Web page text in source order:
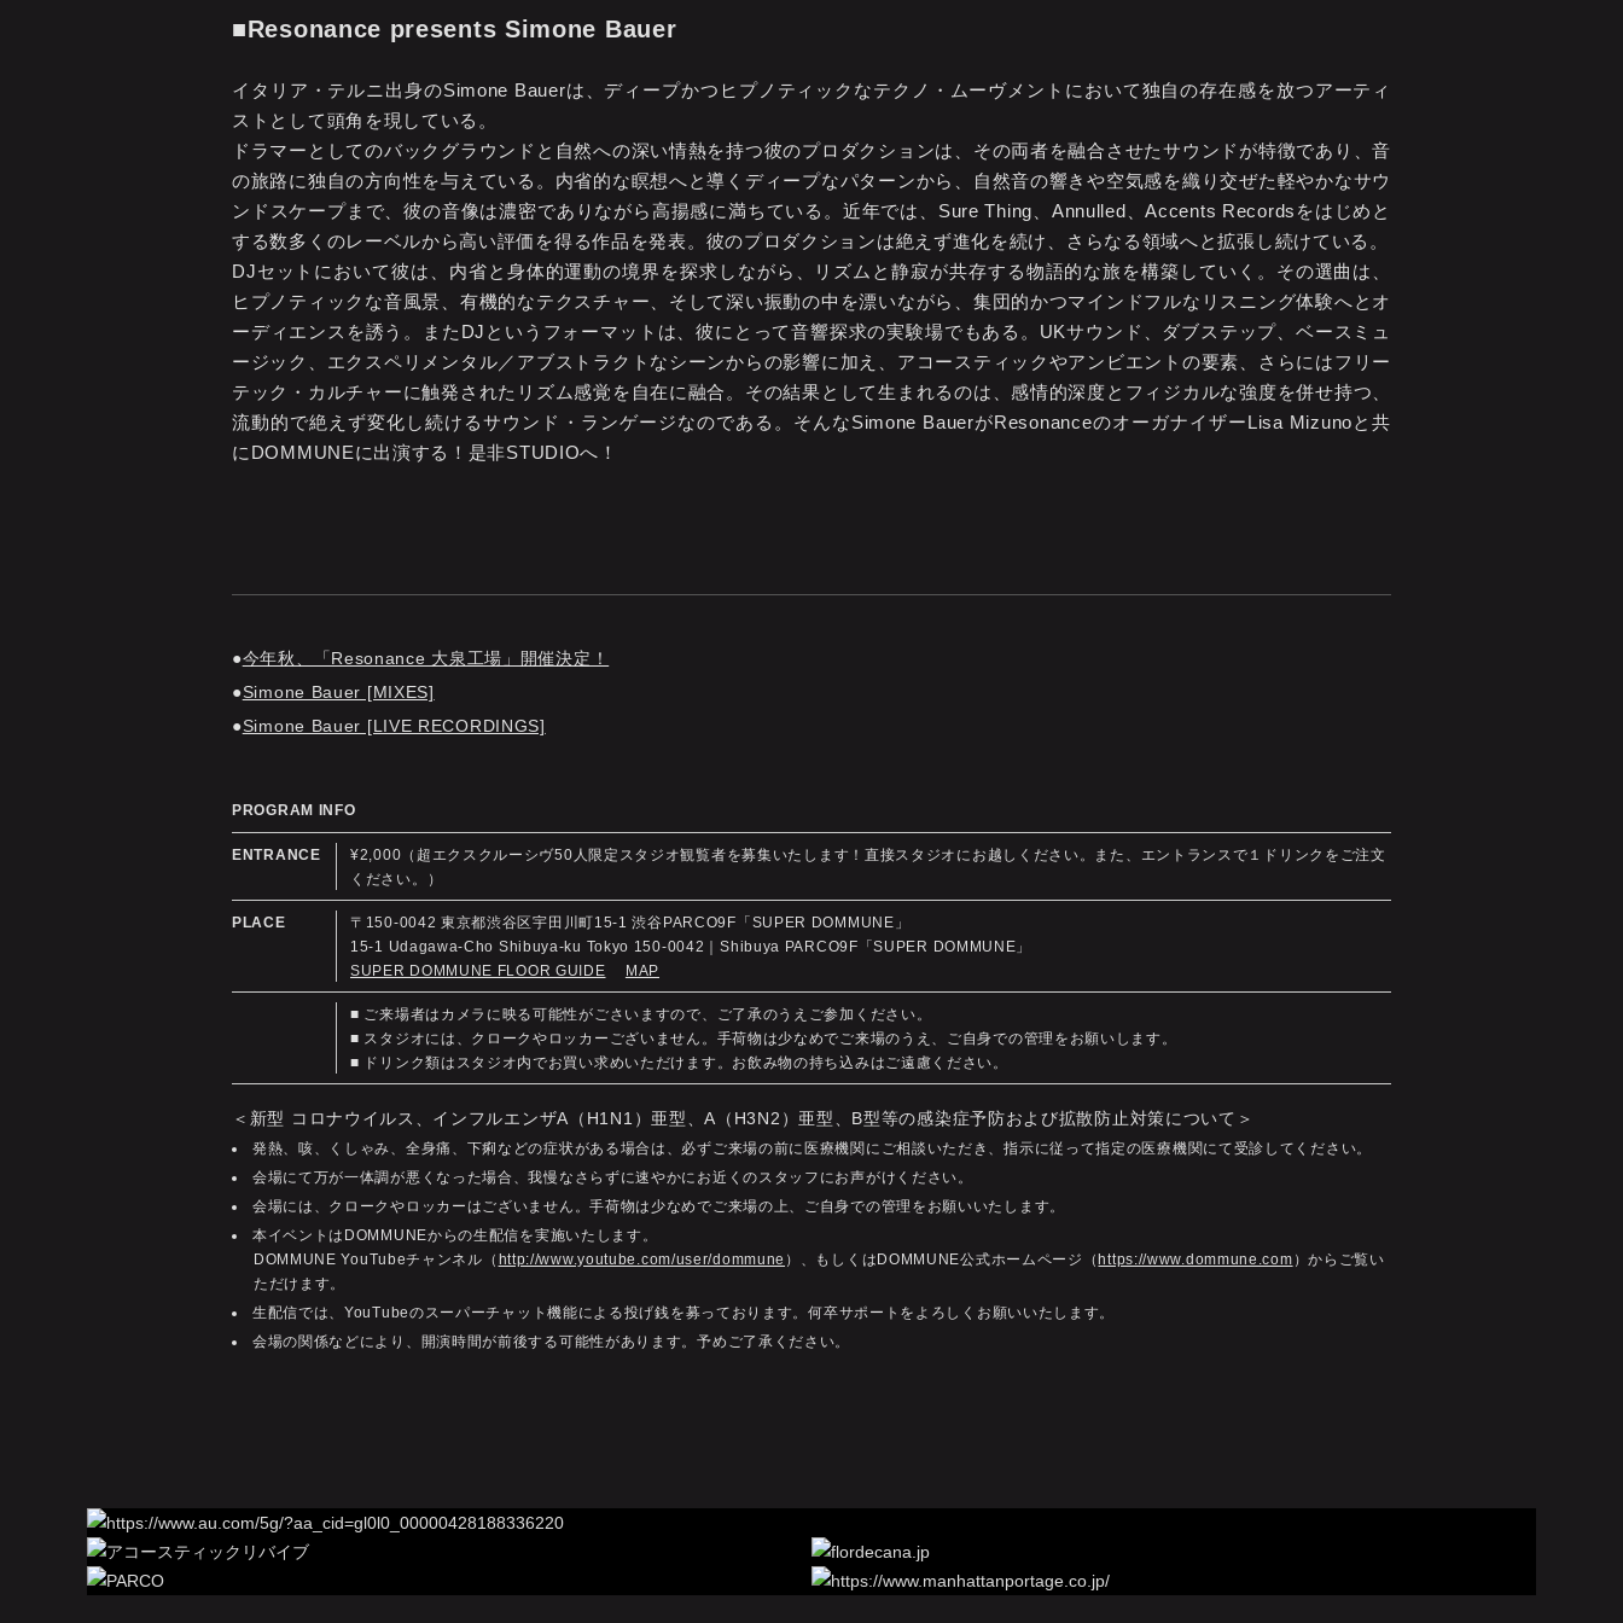
■Resonance presents Simone Bauer
イタリア・テルニ出身のSimone Bauerは、ディープかつヒプノティックなテクノ・ムーヴメントにおいて独自の存在感を放つアーティ
ストとして頭角を現している。
ドラマーとしてのバックグラウンドと自然への深い情熱を持つ彼のプロダクションは、その両者を融合させたサウンドが特徴であり、音
の旅路に独自の方向性を与えている。内省的な瞑想へと導くディープなパターンから、自然音の響きや空気感を織り交ぜた軽やかなサウ
ンドスケープまで、彼の音像は濃密でありながら高揚感に満ちている。近年では、Sure Thing、Annulled、Accents Recordsをはじめと
する数多くのレーベルから高い評価を得る作品を発表。彼のプロダクションは絶えず進化を続け、さらなる領域へと拡張し続けている。
DJセットにおいて彼は、内省と身体的運動の境界を探求しながら、リズムと静寂が共存する物語的な旅を構築していく。その選曲は、
ヒプノティックな音風景、有機的なテクスチャー、そして深い振動の中を漂いながら、集団的かつマインドフルなリスニング体験へとオ
ーディエンスを誘う。またDJというフォーマットは、彼にとって音響探求の実験場でもある。UKサウンド、ダブステップ、ベースミュ
ージック、エクスペリメンタル／アブストラクトなシーンからの影響に加え、アコースティックやアンビエントの要素、さらにはフリー
テック・カルチャーに触発されたリズム感覚を自在に融合。その結果として生まれるのは、感情的深度とフィジカルな強度を併せ持つ、
流動的で絶えず変化し続けるサウンド・ランゲージなのである。そんなSimone BauerがResonanceのオーガナイザーLisa Mizunoと共
にDOMMUNEに出演する！是非STUDIOへ！
今年秋、「Resonance 大泉工場」開催決定！
Simone Bauer [MIXES]
Simone Bauer [LIVE RECORDINGS]
PROGRAM INFO
ENTRANCE
¥2,000（超エクスクルーシヴ50人限定スタジオ観覧者を募集いたします！直接スタジオにお越しください。また、エントランスで１ドリンクをご注文
ください。）
PLACE
〒150-0042 東京都渋谷区宇田川町15-1 渋谷PARCO9F「SUPER DOMMUNE」
15-1 Udagawa-Cho Shibuya-ku Tokyo 150-0042｜Shibuya PARCO9F「SUPER DOMMUNE」
SUPER DOMMUNE FLOOR GUIDE
MAP
■ ご来場者はカメラに映る可能性がごさいますので、ご了承のうえご参加ください。
■ スタジオには、クロークやロッカーございません。手荷物は少なめでご来場のうえ、ご自身での管理をお願いします。
■ ドリンク類はスタジオ内でお買い求めいただけます。お飲み物の持ち込みはご遠慮ください。
＜新型 コロナウイルス、インフルエンザA（H1N1）亜型、A（H3N2）亜型、B型等の感染症予防および拡散防止対策について＞
発熱、咳、くしゃみ、全身痛、下痢などの症状がある場合は、必ずご来場の前に医療機関にご相談いただき、指示に従って指定の医療機関にて受診してください。
会場にて万が一体調が悪くなった場合、我慢なさらずに速やかにお近くのスタッフにお声がけください。
会場には、クロークやロッカーはございません。手荷物は少なめでご来場の上、ご自身での管理をお願いいたします。
本イベントはDOMMUNEからの生配信を実施いたします。
DOMMUNE YouTubeチャンネル（ http://www.youtube.com/user/dommune ）、もしくはDOMMUNE公式ホームページ（https://www.dommune.com ）からご覧い
ただけます。
生配信では、YouTubeのスーパーチャット機能による投げ銭を募っております。何卒サポートをよろしくお願いいたします。
会場の関係などにより、開演時間が前後する可能性があります。予めご了承ください。